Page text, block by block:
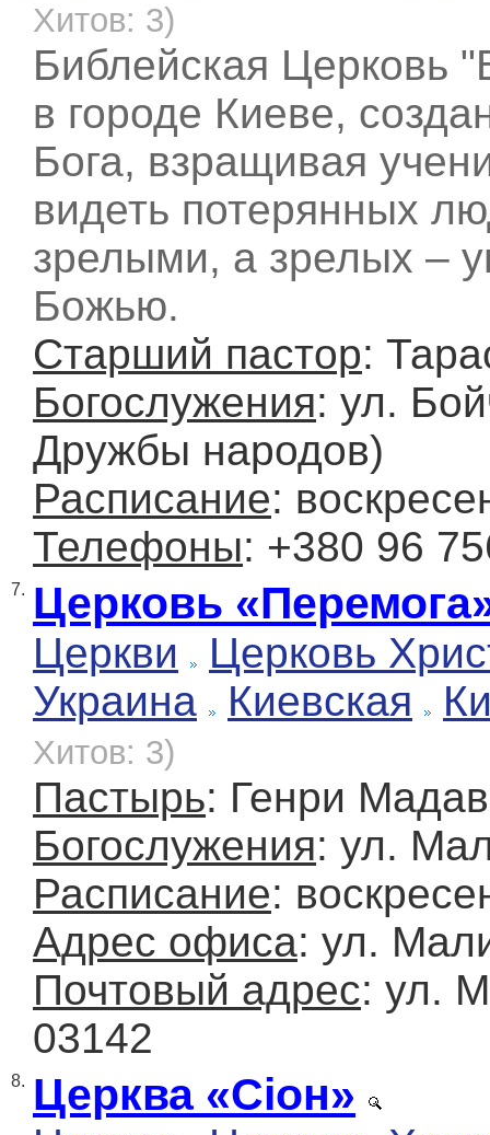
Хитов: 3)
Библейская Церковь
в городе Киеве,
Бога, взращивая
видеть потерянных
зрелыми, а зрелых –
Божью.
Старший пастор:
Богослужения: ул.
Дружбы народов)
Расписание:
Телефоны: +380 96
7. Церковь
Церкви
Церковь
Украина
Киевская
Хитов: 3)
Пастырь: Генри
Богослужения: ул.
Расписание:
Адрес офиса: ул.
Почтовый адрес: ул.
03142
8. Церква «Сіон»